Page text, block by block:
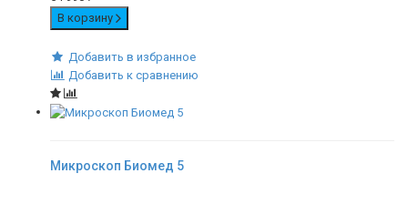
В корзину
Добавить в избранное
Добавить к сравнению
Микpоскоп Биомед 5